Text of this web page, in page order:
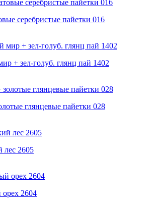
серебристые пайетки 016
+ зел-голуб. глянц пай 1402
глянцевые пайетки 028
лес 2605
2604